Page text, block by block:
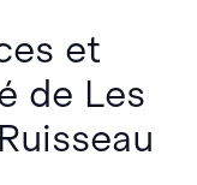
et
de Les